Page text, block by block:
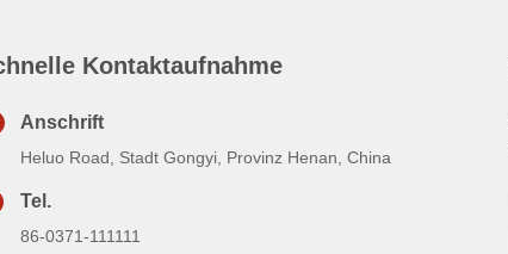
Kontaktaufnahme
Anschrift
Heluo Road, Stadt Gongyi, Provinz Henan, China
Tel.
86-0371-111111